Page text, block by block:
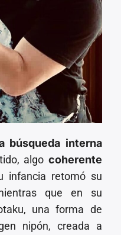
búsqueda interna
algo coherente
infancia retomó su
que en su
una forma de
nipón, creada a